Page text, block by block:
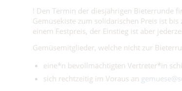
! Den Termin der diesjährigen Bieterrunde
Gemüsekiste zum solidarischen Preis ist
einem Festpreis, der Einstieg ist aber
Gemüsemitglieder, welche nicht zur
eine*n bevollmächtigten Vertreter*in
sich rechtzeitig im Voraus an